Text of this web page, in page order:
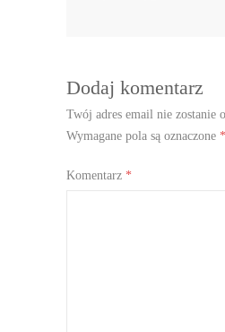
Dodaj komentarz
Twój adres email nie zostanie
Wymagane pola są oznaczone *
Komentarz *